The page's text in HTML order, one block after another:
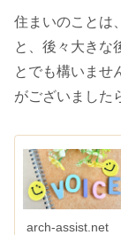
住まいのことは
と、後々大きな
とでも構いませ
がございました
arch-assist.net